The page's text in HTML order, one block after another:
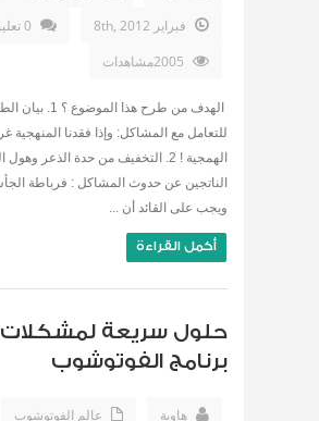
فبراير 8th, 2012
0 تعليق
الهدف من طرح هذا
للتعامل مع المشاكل: وإذا فقدنا المنهجية
الهمجية ! 2. التخفيف من حدة الذعر
الناتجين عن حدوث المشاكل : فرباطة
ويجب على القائد أن ...
أكمل القراءة
حلول سريعة
برنامج الفوتوشوب
هاوية عالم الفوتوشوب